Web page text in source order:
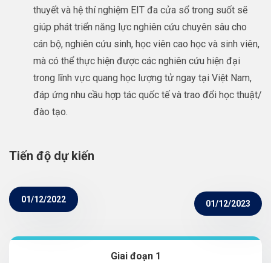
thuyết và hệ thí nghiệm EIT đa cửa sổ trong suốt sẽ
giúp phát triển năng lực nghiên cứu chuyên sâu cho
cán bộ, nghiên cứu sinh, học viên cao học và sinh viên,
mà có thể thực hiện được các nghiên cứu hiện đại
trong lĩnh vực quang học lượng tử ngay tại Việt Nam,
đáp ứng nhu cầu hợp tác quốc tế và trao đổi học thuật/
đào tạo.
Tiến độ dự kiến
01/12/2022 01/12/2023
Giai đoạn 1